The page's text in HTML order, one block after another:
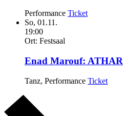
Performance Ticket
So, 01.11.
19:00
Ort: Festsaal
Enad Marouf: ATHAR
Tanz, Performance Ticket